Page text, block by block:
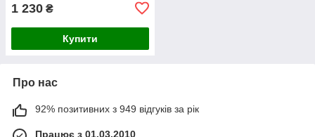
1 230 ₴
Купити
Про нас
92% позитивних з 949 відгуків за рік
Працює з 01.03.2010